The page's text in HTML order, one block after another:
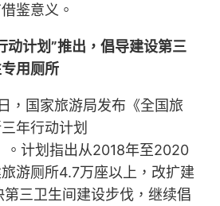
鉴意义。
动计划”推出，倡导建设第三
用厕所
，国家旅游局发布《全国旅
年行动计划
。计划指出从2018年至2020
游厕所4.7万座以上，改扩建
第三卫生间建设步伐，继续倡